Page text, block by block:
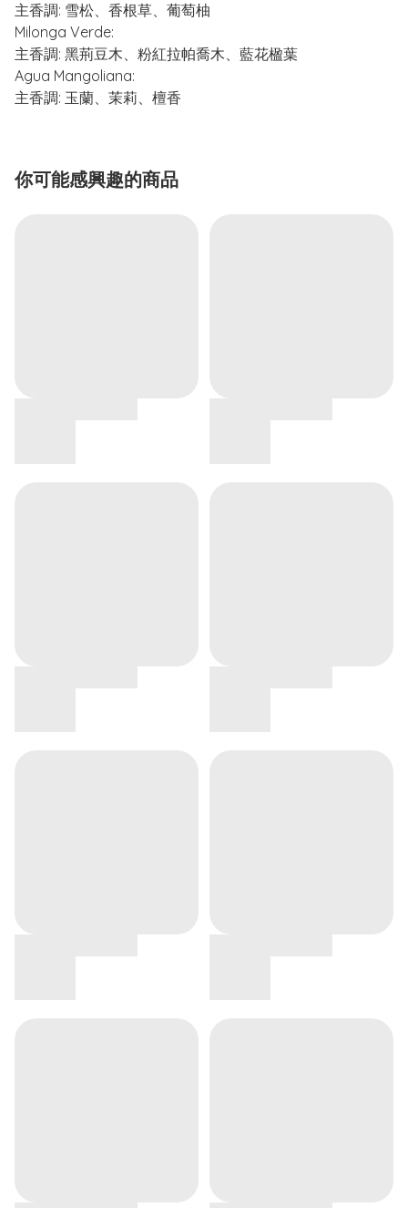
主香調: 雪松、香根草、葡萄柚
Milonga Verde:
主香調: 黑荊豆木、粉紅拉帕喬木、藍花楹葉
Agua Mangoliana:
主香調: 玉蘭、茉莉、檀香
你可能感興趣的商品